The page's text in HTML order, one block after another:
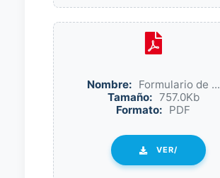
Nombre: Formulario de ...
Tamaño: 757.0Kb
Formato: PDF
VER/